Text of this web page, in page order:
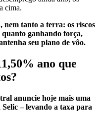
cima.
nem tanto a terra: os riscos
ganhando força,
seu plano de vôo.
ano que
anuncie hoje mais uma
– levando a taxa para